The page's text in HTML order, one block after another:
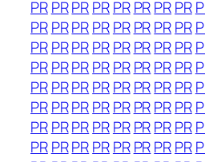
PRPRPRPRPR PRPRPR
PRPRPRPRPR PRPRPR
PRPRPRPRPR PRPRPR
PRPRPRPRPR PRPRPR
PRPRPRPRPR PRPRPR
PRPRPRPRPR PRPRPR
PRPRPRPRPR PRPRPR
PRPRPRPRPR PRPRPR